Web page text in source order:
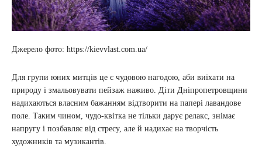
Джерело фото: https://kievvlast.com.ua/
Для групи юних митців це є чудовою нагодою, аби виїхати на
природу і змальовувати пейзаж наживо. Діти Дніпропетровщини
надихаються власним бажанням відтворити на папері лавандове
поле. Таким чином, чудо-квітка не тільки дарує релакс, знімає
напругу і позбавляє від стресу, але й надихає на творчість
художників та музикантів.